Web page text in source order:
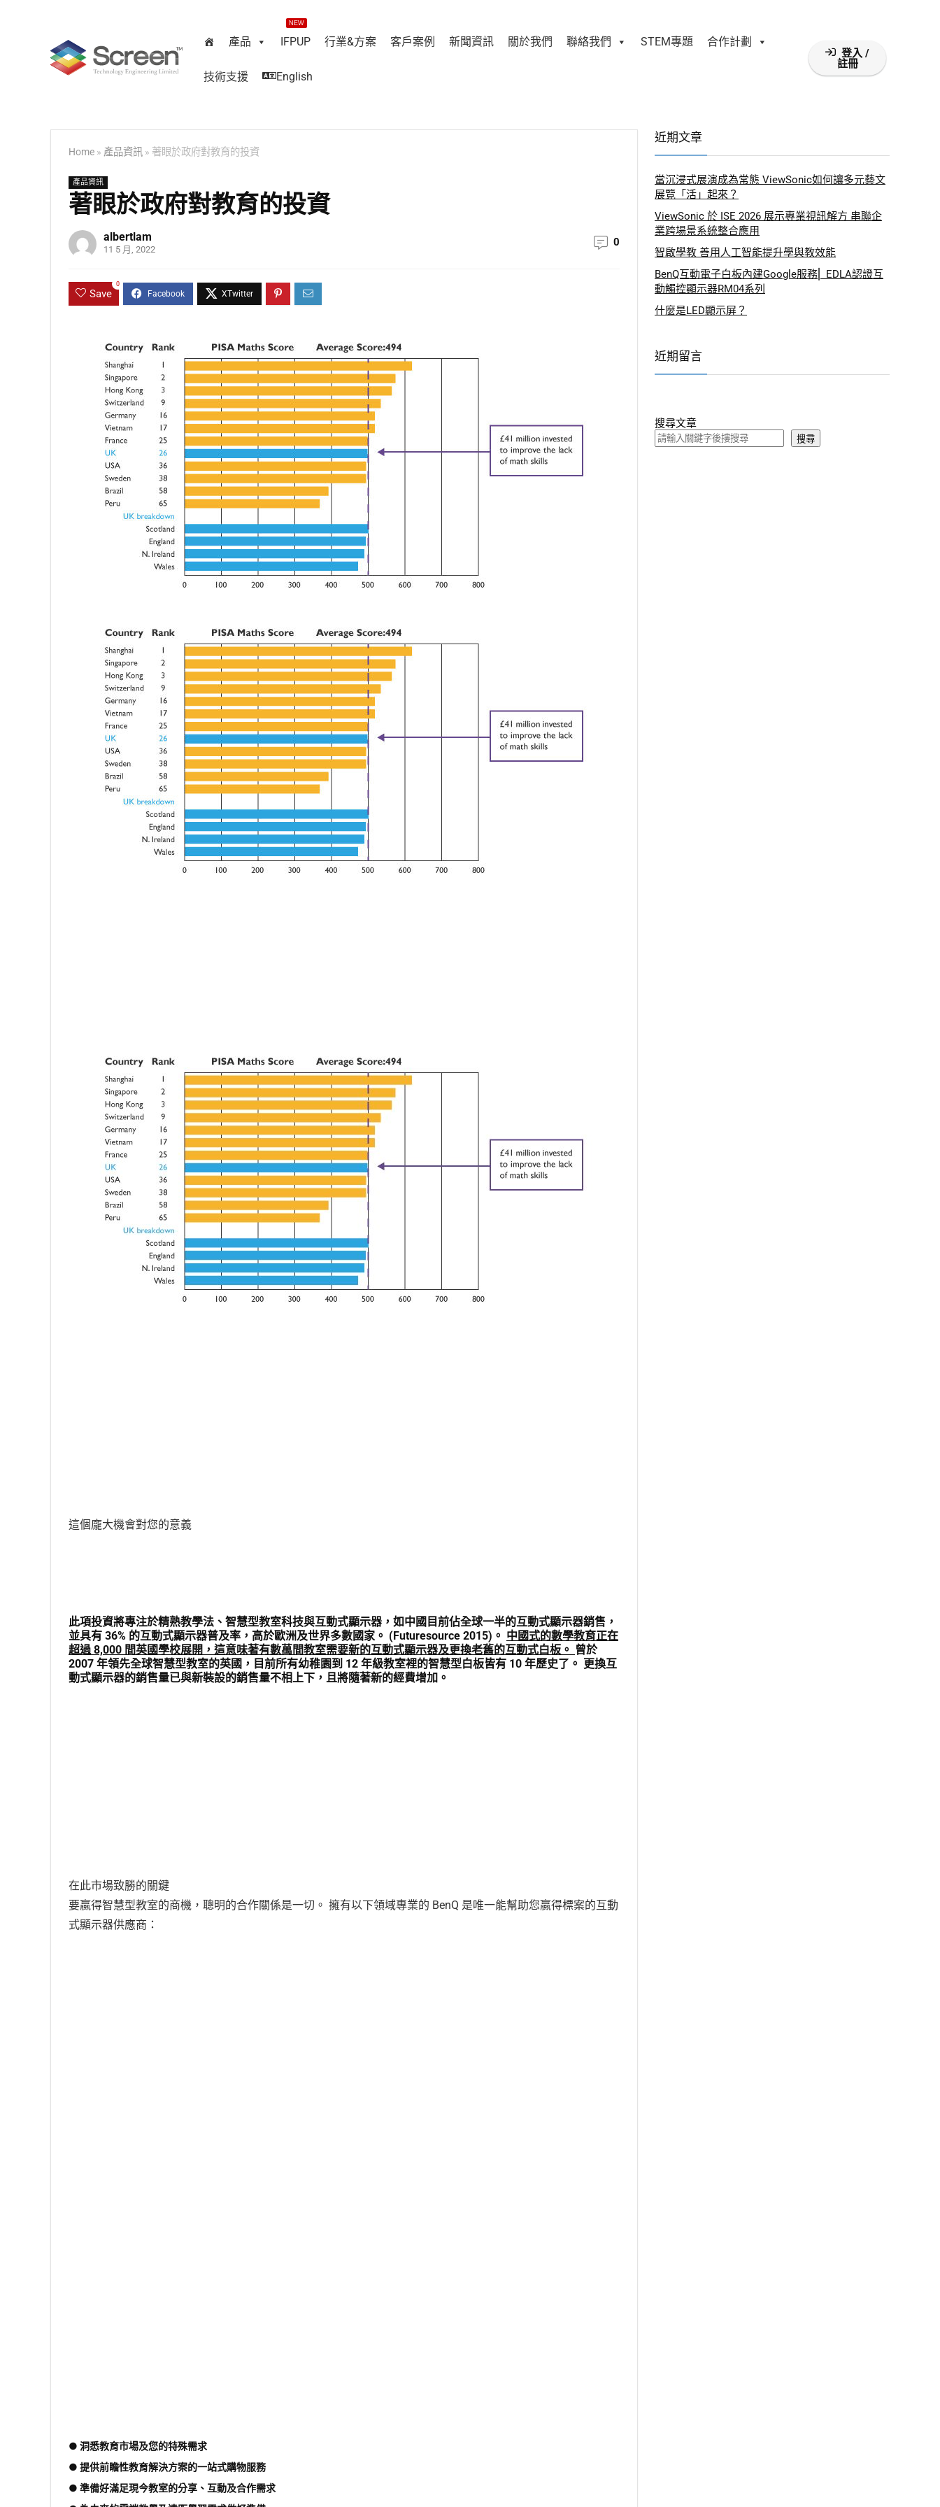
產品
NEW
IFPUP 行業&方案 客戶案例 新聞資訊 關於我們 聯絡我們 STEM專題 合作計劃
技術支援 English
登入 /
註冊
Home » 產品資訊 » 著眼於政府對教育的投資
產品資訊
著眼於政府對教育的投資
albertlam
11 5 月, 2022
0
Save
0
這個龐大機會對您的意義
此項投資將專注於精熟教學法、智慧型教室科技與互動式顯示器，如中國目前佔全球一半的互動式顯示器銷售，
並具有 36% 的互動式顯示器普及率，高於歐洲及世界多數國家。 (Futuresource 2015)。 中國式的數學教育正在
超過 8,000 間英國學校展開，這意味著有數萬間教室需要新的互動式顯示器及更換老舊的互動式白板。 曾於
2007 年領先全球智慧型教室的英國，目前所有幼稚園到 12 年級教室裡的智慧型白板皆有 10 年歷史了。 更換互
動式顯示器的銷售量已與新裝設的銷售量不相上下，且將隨著新的經費增加。
在此市場致勝的關鍵
要贏得智慧型教室的商機，聰明的合作關係是一切。 擁有以下領域專業的 BenQ 是唯一能幫助您贏得標案的互動
式顯示器供應商：
● 洞悉教育市場及您的特殊需求
● 提供前瞻性教育解決方案的一站式購物服務
● 準備好滿足現今教室的分享、互動及合作需求
近期文章
當沉浸式展演成為常態 ViewSonic如何讓多元藝文
展覽「活」起來？
ViewSonic 於 ISE 2026 展示專業視訊解方 串聯企
業跨場景系統整合應用
智啟學教 善用人工智能提升學與教效能
BenQ互動電子白板內建Google服務⎜ EDLA認證互
動觸控顯示器RM04系列
什麼是LED顯示屏？
近期留言
搜尋文章
搜尋